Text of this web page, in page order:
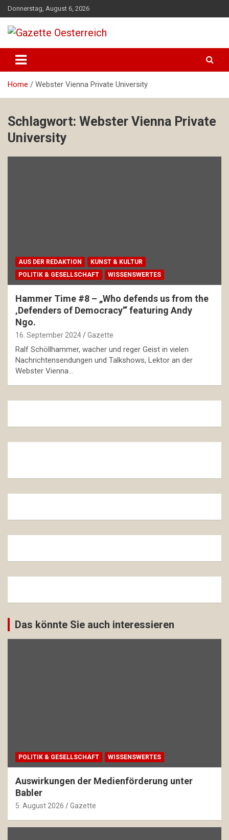
Skip
to
content
Donnerstag, August 6, 2026
Gazette Oesterreich
Home Webster Vienna Private University
Schlagwort: Webster Vienna Private
University
AUS DER REDAKTION
KUNST & KULTUR
POLITIK & GESELLSCHAFT
WISSENSWERTES
Hammer Time #8 – „Who defends us from the
‚Defenders of Democracy'“ featuring Andy
Ngo.
16. September 2024 Gazette
Ralf Schöllhammer, wacher und reger Geist in vielen
Nachrichtensendungen und Talkshows, Lektor an der
Webster Vienna…
Das könnte Sie auch interessieren
POLITIK & GESELLSCHAFT WISSENSWERTES
Auswirkungen der Medienförderung unter
Babler
5. August 2026 Gazette